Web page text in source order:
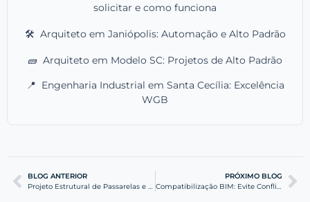
solicitar e como funciona
🛠️ Arquiteto em Janiópolis: Automação e Alto Padrão
🧱 Arquiteto em Modelo SC: Projetos de Alto Padrão
📍 Engenharia Industrial em Santa Cecília: Excelência
WGB
BLOG ANTERIOR
Projeto Estrutural de Passarelas e Rampas de Acessibilidade
PRÓXIMO BLOG
Compatibilização BIM: Evite Conflitos Vigas e Tubulações